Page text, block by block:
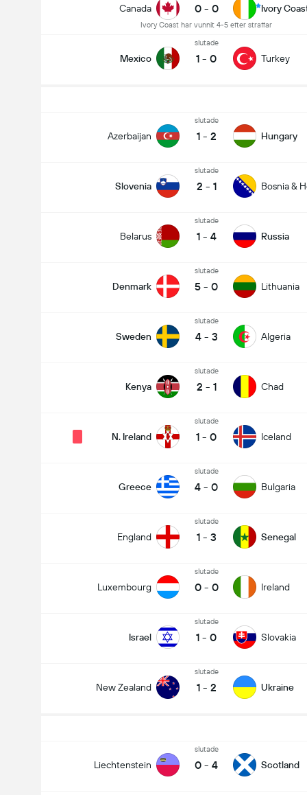
Canada 0 - 0
Ivory Coast har vunnit 4-5 efter straffar
Ivory
Mexico
slutade
1 - 0 Turkey
Azerbaijan
slutade
1 - 2 Hungary
Slovenia
slutade
2 - 1 Bosnia &
Belarus
slutade
1 - 4 Russia
Denmark
slutade
5 - 0 Lithuania
Sweden
slutade
4 - 3 Algeria
Kenya
slutade
2 - 1 Chad
N. Ireland
slutade
1 - 0 Iceland
Greece
slutade
4 - 0 Bulgaria
England
slutade
1 - 3 Senegal
Luxembourg
slutade
0 - 0 Ireland
Israel
slutade
1 - 0 Slovakia
New Zealand
slutade
1 - 2 Ukraine
Liechtenstein
slutade
0 - 4 Scotland